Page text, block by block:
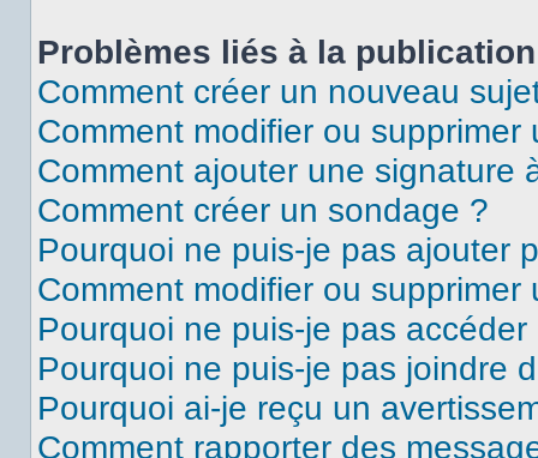
Problèmes liés à la
Comment créer un nouveau
Comment modifier ou supprimer
Comment ajouter une signature
Comment créer un sondage ?
Pourquoi ne puis-je pas ajouter
Comment modifier ou supprimer
Pourquoi ne puis-je pas
Pourquoi ne puis-je pas joindre
Pourquoi ai-je reçu un
Comment rapporter des